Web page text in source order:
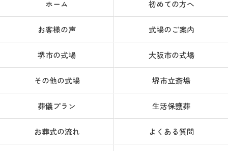
ホーム 初めての方へ
お客様の声 式場のご案内
堺市の式場 大阪市の式場
その他の式場 堺市立斎場
葬儀プラン 生活保護葬
お葬式の流れ よくある質問